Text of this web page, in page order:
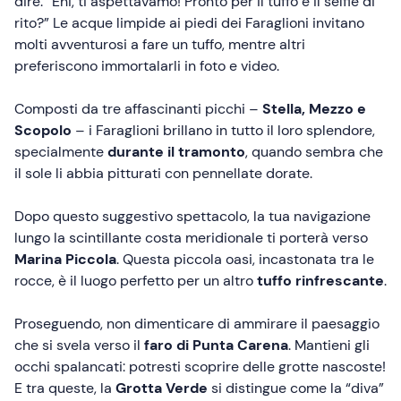
rito?” Le acque limpide ai piedi dei Faraglioni invitano
molti avventurosi a fare un tuffo, mentre altri
preferiscono immortalarli in foto e video.
Composti da tre affascinanti picchi – Stella, Mezzo e
Scopolo – i Faraglioni brillano in tutto il loro splendore,
specialmentedurante il tramonto, quando sembra che
il sole li abbia pitturati con pennellate dorate.
Dopo questo suggestivo spettacolo, la tua navigazione
lungo la scintillante costa meridionale ti porterà verso
Marina Piccola. Questa piccola oasi, incastonata tra le
rocce, è il luogo perfetto per un altrotuffo rinfrescante.
Proseguendo, non dimenticare di ammirare il paesaggio
che si svela verso il faro di Punta Carena. Mantieni gli
occhi spalancati: potresti scoprire delle grotte nascoste!
E tra queste, la Grotta Verde si distingue come la “diva”